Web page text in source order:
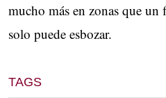
mucho más en zonas que
solo puede esbozar.
TAGS